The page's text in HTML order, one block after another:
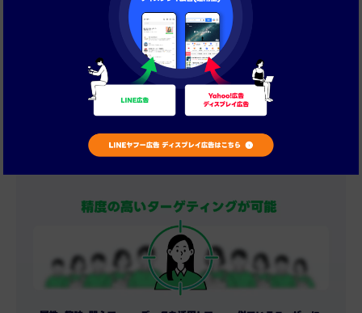
お客様の目的・用途に合わせて配信方法が選択できます。
また広告費用についても、ご予算にあわせて柔軟な設計が
またユーザーの性別や年齢、地域など、みなし属性で精度
の高いターゲティングに加え、「LINE公式アカウント」で
取得したユーザーデータを活用したり、Yahoo! JAPANオ
ーディエンスリストが追加されたことで、これまでより選
択できるターゲティング数が大幅に拡充！また配信量の拡